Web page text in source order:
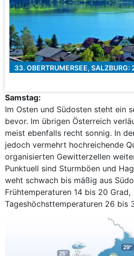
33. OBERTRUMERSEE, SALZBURG:
Samstag:
Im Osten und Südosten steht ein
bevor. Im übrigen Österreich
meist ebenfalls recht sonnig. In
jedoch vermehrt hochreichende
organisierten Gewitterzellen
Punktuell sind Sturmböen und
weht schwach bis mäßig aus
Frühtemperaturen 14 bis 20 Grad,
Tageshöchsttemperaturen 26 bis